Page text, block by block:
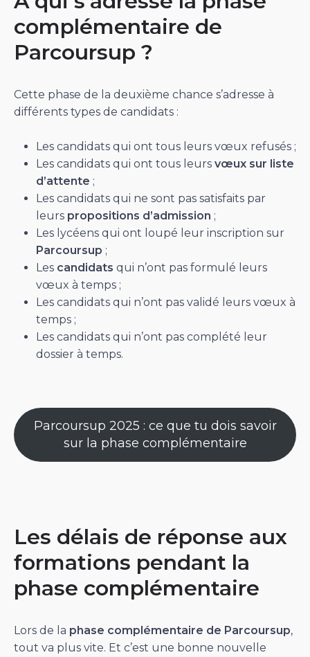
complémentaire de
Parcoursup ?
Cette phase de la deuxième chance s’adresse à
différents types de candidats :
Les candidats qui ont tous leurs vœux refusés ;
Les candidats qui ont tous leurs vœux sur liste
d’attente ;
Les candidats qui ne sont pas satisfaits par
leurs propositions d’admission ;
Les lycéens qui ont loupé leur inscription sur
Parcoursup ;
Les candidats qui n’ont pas formulé leurs
vœux à temps ;
Les candidats qui n’ont pas validé leurs vœux à
temps ;
Les candidats qui n’ont pas complété leur
dossier à temps.
Parcoursup 2025 : ce que tu dois savoir
sur la phase complémentaire
Les délais de réponse aux
formations pendant la
phase complémentaire
Lors de la phase complémentaire de Parcoursup,
tout va plus vite. Et c’est une bonne nouvelle